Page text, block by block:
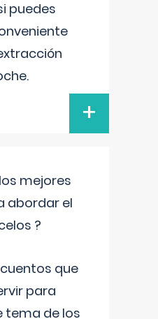
puedes
+
mejores
abordar el
?
que
para
tema de los